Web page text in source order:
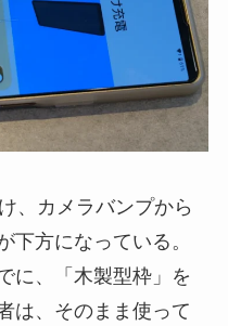
、カメラバンプから
下方になっている。
に、「木製型枠」を
は、そのまま使って